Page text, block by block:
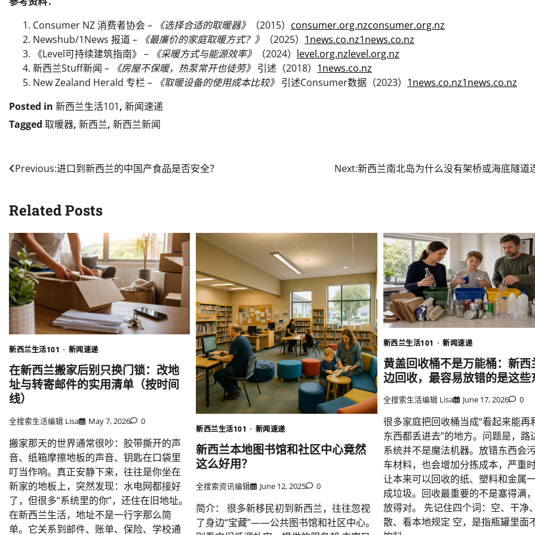
Consumer NZ 消费者协会 –
《选择合适的取暖器》 （2015） consumer.org.nzconsumer.org.nz
Newshub/1News 报道 –
《最廉价的家庭取暖方式？》 （2025） 1news.co.nz1news.co.nz
《Level可持续建筑指南》 –
《采暖方式与能源效率》 （2024） level.org.nzlevel.org.nz
新西兰Stuff新闻 –
《房屋不保暖，热泵常开也徒劳》 引述（2018） 1news.co.nz
New Zealand Herald 专栏 –
《取暖设备的使用成本比较》 引述Consumer数据（2023） 1news.co.nz1news.co.nz
Posted in 新西兰生活101, 新闻速递
Tagged 取暖器, 新西兰, 新西兰新闻
Post
Previous:进口到新西兰的中国产食品是否安全？ Next:新西兰南北岛为什么没有架桥或海底隧道
Related Posts
新西兰生活101 新闻速递
在新西兰搬家后别只换门锁：改地
址与转寄邮件的实用清单（按时间
线）
全搜索生活编辑 Lisa May 7, 2026 0
搬家那天的世界通常很吵：胶带撕开的声
音、纸箱摩擦地板的声音、钥匙在口袋里
叮当作响。真正安静下来，往往是你坐在
新家的地板上，突然发现：水电网都接好
了，但很多“系统里的你”，还住在旧地址。
在新西兰生活，地址不是一行字那么简
单。它关系到邮件、账单、保险、学校通
新西兰生活101 新闻速递
新西兰本地图书馆和社区中心竟然
这么好用？
全搜索资讯编辑 June 12, 2025 0
简介： 很多新移民初到新西兰，往往忽视
了身边“宝藏”——公共图书馆和社区中心。
新西兰生活101 新闻速递
黄盖回收桶不是万能桶：新西
边回收，最容易放错的是这些
全搜索生活编辑 Lisa June 17, 2026 0
很多家庭把回收桶当成“看起来能再
东西都丢进去”的地方。问题是，路
系统并不是魔法机器。放错东西会
车材料，也会增加分拣成本，严重
让本来可以回收的纸、塑料和金属
成垃圾。回收最重要的不是塞得满
放得对。 先记住四个词：空、干净
散、看本地规定 空，是指瓶罐里面